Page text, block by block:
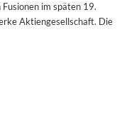
im späten 19.
Aktiengesellschaft. Die